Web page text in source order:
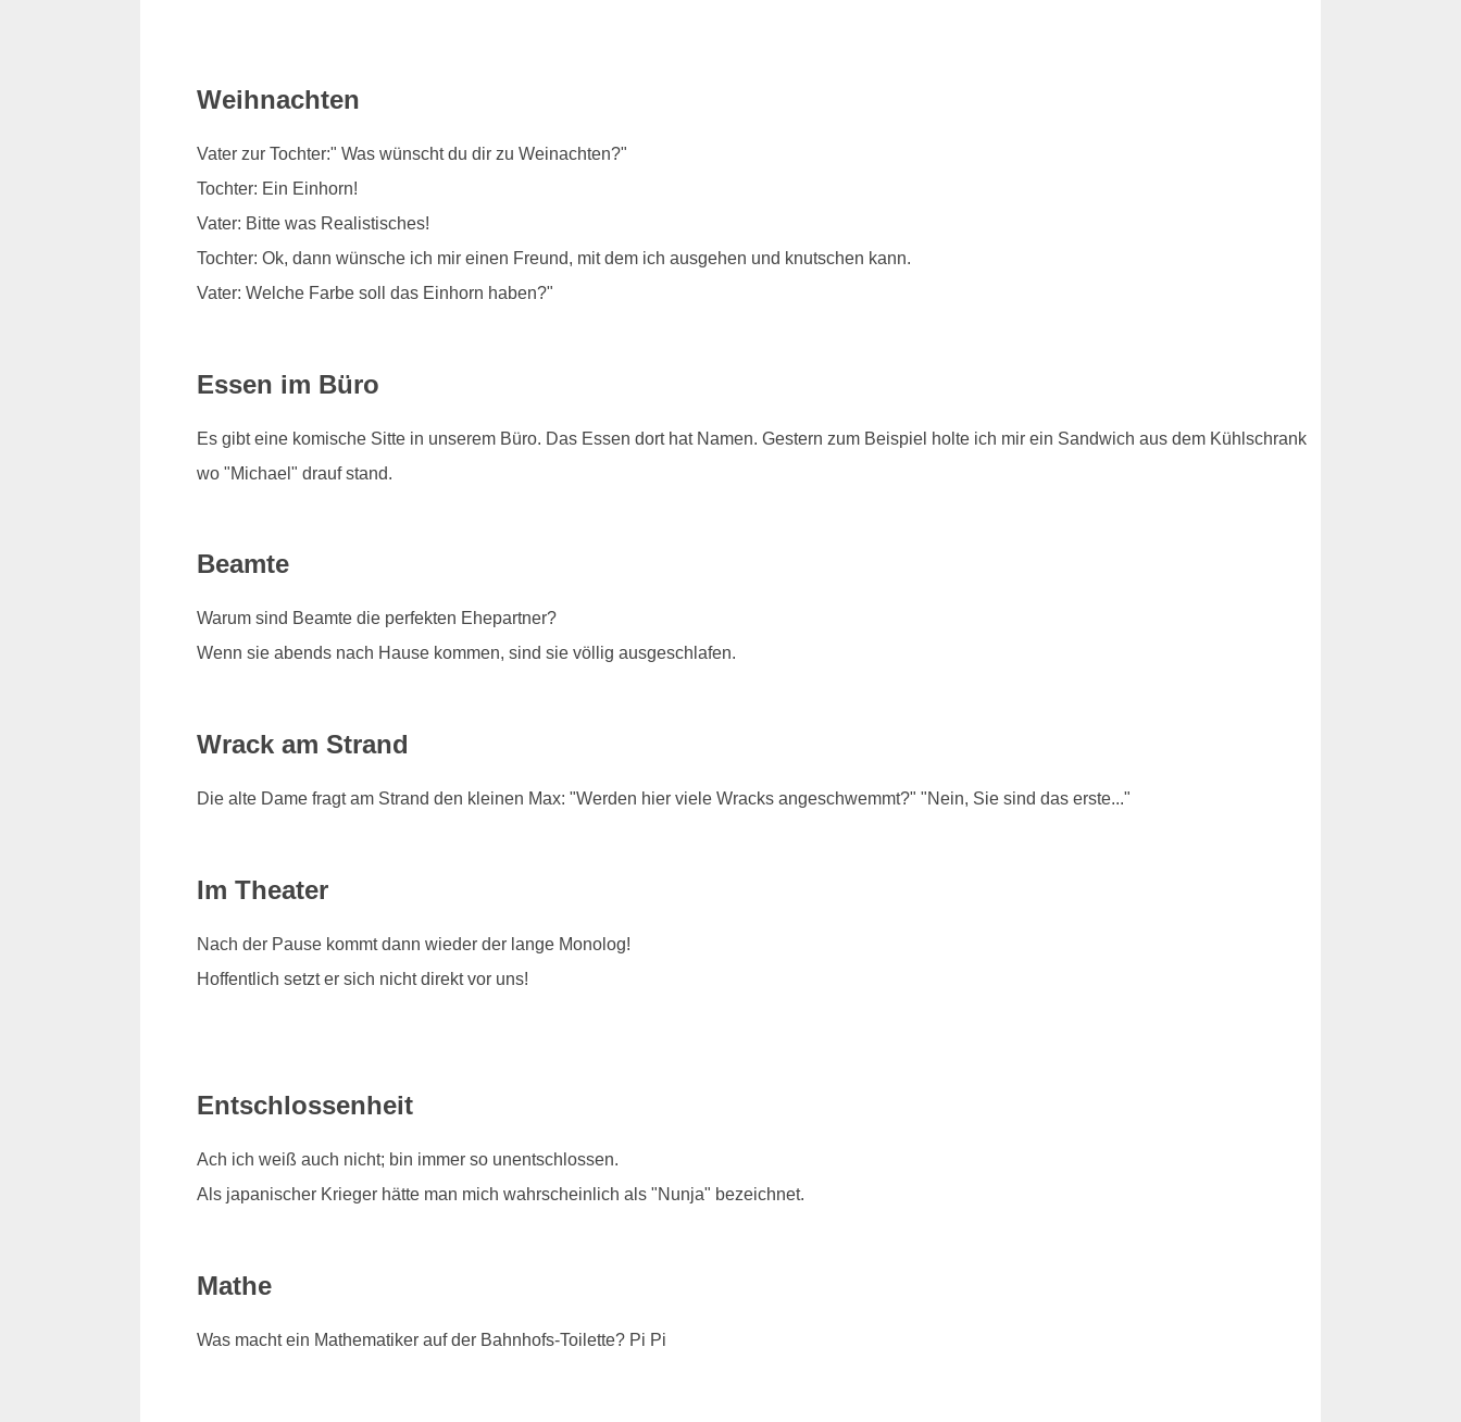
Weihnachten
Vater zur Tochter:" Was wünscht du dir zu Weinachten?"
Tochter: Ein Einhorn!
Vater: Bitte was Realistisches!
Tochter: Ok, dann wünsche ich mir einen Freund, mit dem ich ausgehen und knutschen kann.
Vater: Welche Farbe soll das Einhorn haben?"
Essen im Büro
Es gibt eine komische Sitte in unserem Büro. Das Essen dort hat Namen. Gestern zum Beispiel holte ich mir ein Sandwich aus dem Kühlschrank
wo "Michael" drauf stand.
Beamte
Warum sind Beamte die perfekten Ehepartner?
Wenn sie abends nach Hause kommen, sind sie völlig ausgeschlafen.
Wrack am Strand
Die alte Dame fragt am Strand den kleinen Max: "Werden hier viele Wracks angeschwemmt?" "Nein, Sie sind das erste..."
Im Theater
Nach der Pause kommt dann wieder der lange Monolog!
Hoffentlich setzt er sich nicht direkt vor uns!
Entschlossenheit
Ach ich weiß auch nicht; bin immer so unentschlossen.
Als japanischer Krieger hätte man mich wahrscheinlich als "Nunja" bezeichnet.
Mathe
Was macht ein Mathematiker auf der Bahnhofs-Toilette? Pi Pi